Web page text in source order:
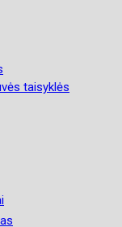
taisyklės